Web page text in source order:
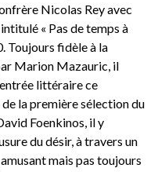
Nicolas Rey avec
« Pas de temps à
Toujours fidèle à la
Marion Mazauric, il
littéraire ce
la première sélection du
Foenkinos, il y
du désir, à travers un
mais pas toujours